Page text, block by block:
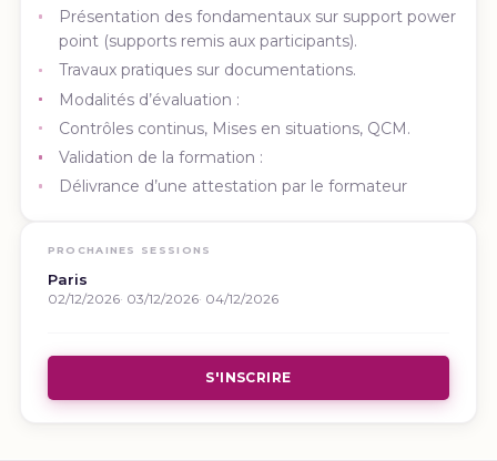
Présentation des fondamentaux sur support power
point (supports remis aux participants).
Travaux pratiques sur documentations.
Modalités d’évaluation :
Contrôles continus, Mises en situations, QCM.
Validation de la formation :
Délivrance d’une attestation par le formateur
PROCHAINES SESSIONS
Paris
02/12/2026 03/12/2026 04/12/2026
S'INSCRIRE